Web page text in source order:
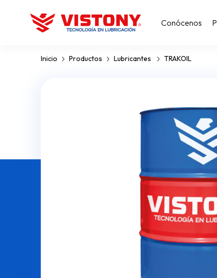
Conócenos
Inicio Productos Lubricantes TRAKOIL